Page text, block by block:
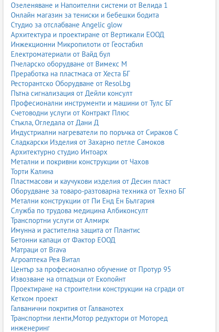
Озеленяване и Напоителни системи от Велида 1
Онлайн магазин за тениски и бебешки бодита
Студио за отслабване Angelic glow
Архитектура и проектиране от Вертикали ЕООД
Инжекционни Микропилоти от Геостабил
Електроматериали от Вайд бул
Пчеларско оборудване от Вимекс М
Преработка на пластмаса от Хеста БГ
Ресторантско Оборудване от Resol.bg
Пътна сигнализация от Дейли консулт
Професионални инструменти и машини от Тулс БГ
Счетоводни услуги от Контракт Плюс
Стъкла, Огледала от Дани Д
Индустриални нагреватели по поръчка от Сираков С
Сладкарски Изделия от Захарно петле Самоков
Архитектурно студио Интоарх
Метални и покривни конструкции от Чахов
Торти Калина
Пластмасови и каучукови изделия от Десин пласт
Оборудване за товаро-разтоварна техника от Техно БГ
Метални конструкции от Пи Енд Ен България
Служба по трудова медицина Албиконсулт
Транспортни услуги от Алмирк
Имунна и растителна защита от Плантис
Бетонни капаци от Фактор ЕООД
Матраци от Brava
Агроаптека Рея Витал
Център за професионално обучение от Протур 95
Извозване на отпадъци от Екопойнт
Проектиране на строителни конструкции на сгради от
Кетком проект
Галванични покрития от Галванотех
Транспортни ленти,Мотор редуктори от Моторед
инженеринг